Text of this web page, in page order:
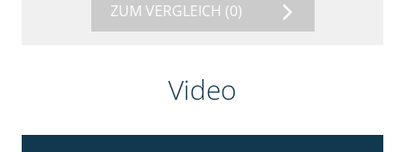
ZUM VERGLEICH (0)
Video